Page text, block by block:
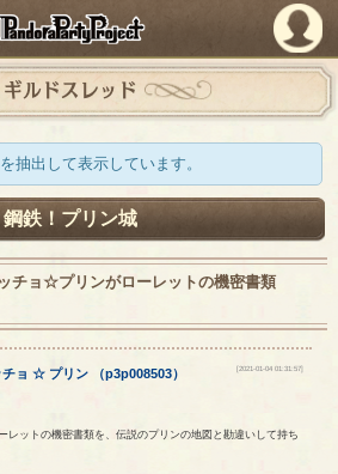
PandoraPartyProject
ギルドスレッド
抽出して表示しています。
鋼鉄！プリン城
チョ☆プリンがローレットの機密書類
ョ ☆ プリン （p3p008503） [2021-01-04 01:31:57]
レットの機密書類を、伝説のプリンの地図と勘違いして持ち